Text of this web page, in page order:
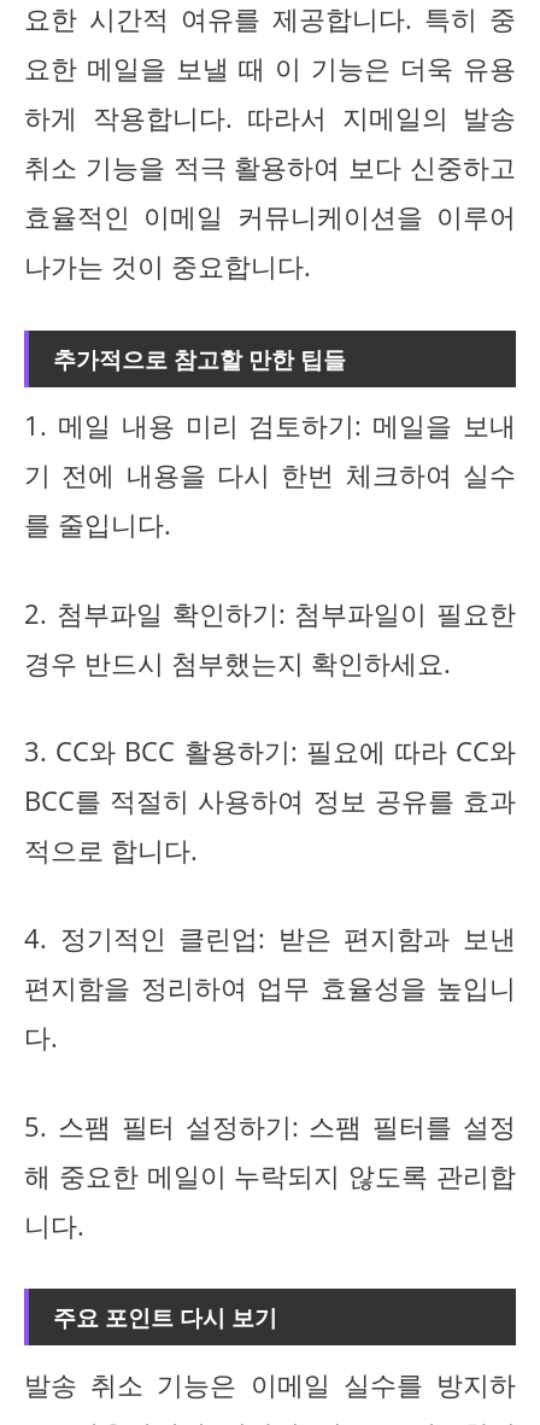
요한 시간적 여유를 제공합니다. 특히 중
요한 메일을 보낼 때 이 기능은 더욱 유용
하게 작용합니다. 따라서 지메일의 발송
취소 기능을 적극 활용하여 보다 신중하고
효율적인 이메일 커뮤니케이션을 이루어
나가는 것이 중요합니다.
추가적으로 참고할 만한 팁들
1. 메일 내용 미리 검토하기: 메일을 보내
기 전에 내용을 다시 한번 체크하여 실수
를 줄입니다.
2. 첨부파일 확인하기: 첨부파일이 필요한
경우 반드시 첨부했는지 확인하세요.
3. CC와 BCC 활용하기: 필요에 따라 CC와
BCC를 적절히 사용하여 정보 공유를 효과
적으로 합니다.
4. 정기적인 클린업: 받은 편지함과 보낸
편지함을 정리하여 업무 효율성을 높입니
다.
5. 스팸 필터 설정하기: 스팸 필터를 설정
해 중요한 메일이 누락되지 않도록 관리합
니다.
주요 포인트 다시 보기
발송 취소 기능은 이메일 실수를 방지하